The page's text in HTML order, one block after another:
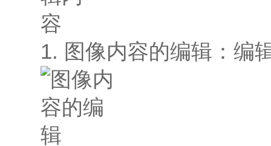
1. 图像内容的编辑：编